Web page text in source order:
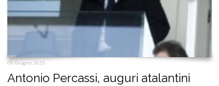
09 Giugno 2025
Antonio Percassi, auguri atalantini